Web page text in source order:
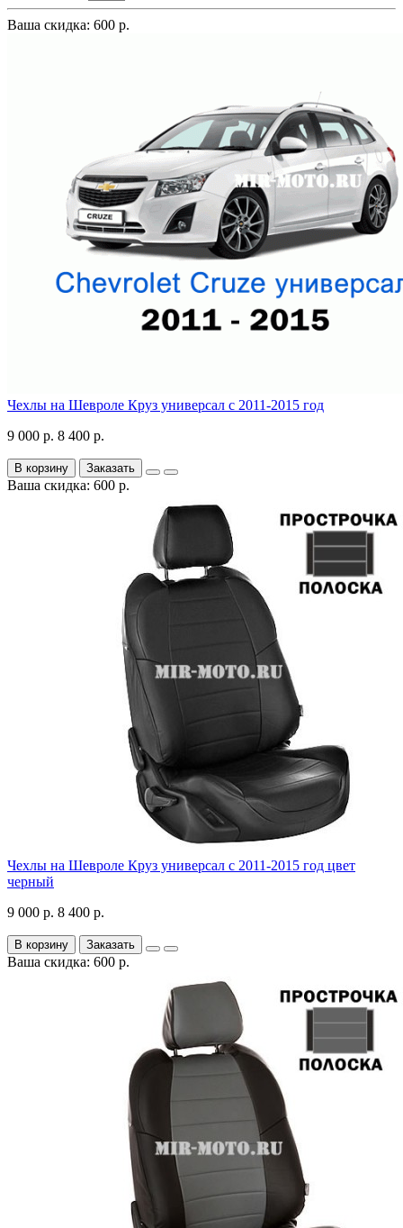
Ваша скидка: 600 р.
Чехлы на Шевроле Круз универсал с 2011-2015 год
9 000 р. 8 400 р.
В корзину Заказать
Ваша скидка: 600 р.
Чехлы на Шевроле Круз универсал с 2011-2015 год цвет
черный
9 000 р. 8 400 р.
В корзину Заказать
Ваша скидка: 600 р.